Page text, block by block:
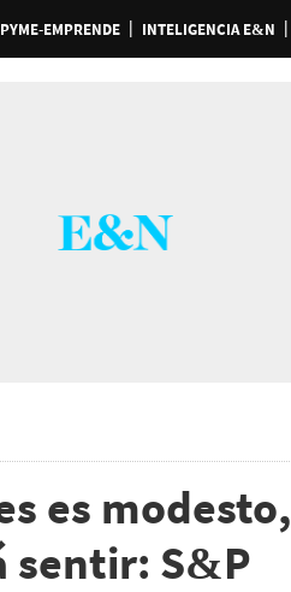
PYME-EMPRENDE INTELIGENCIA E&N
es modesto,
sentir: S&P